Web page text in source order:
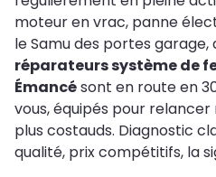
moteur en vrac, panne
le Samu des portes garage,
réparateurs système de
Émancésont en route en
vous, équipés pour
plus costauds. Diagnostic
qualité, prix compétitifs, la